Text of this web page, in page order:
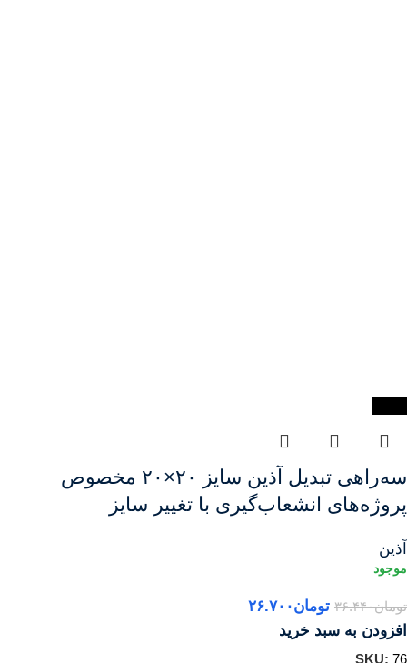
سه‌راهی تبدیل آذین سایز ۲۰×۲۰ مخصوص
پروژه‌های انشعاب‌گیری با تغییر سایز
آذین
تومان۳۶.۴۴۰ تومان۲۶.۷۰۰
افزودن به سبد خرید
SKU: 76